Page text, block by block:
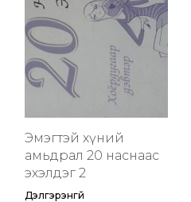
Эмэгтэй хүний
амьдрал 20 наснаас
эхэлдэг 2
Дэлгэрэнгүй